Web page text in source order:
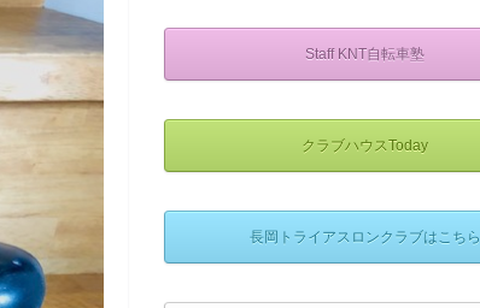
Staff KNT自転車塾
クラブハウスToday
長岡トライアスロンクラブはこちら